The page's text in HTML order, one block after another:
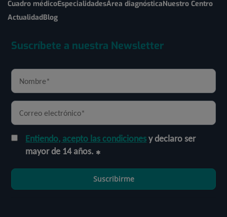
Cuadro médicoEspecialidadesÁrea diagnósticaNuestro Centro
ActualidadBlog
Suscríbete a nuestra Newsletter
Entiendo, acepto las condicionesy declaro ser
mayor de 14 años.
Suscribirme